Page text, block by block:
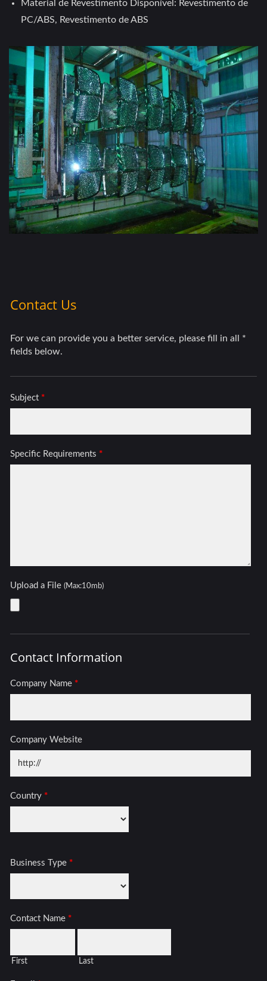
Material de Revestimento Disponível: Revestimento de
PC/ABS, Revestimento de ABS